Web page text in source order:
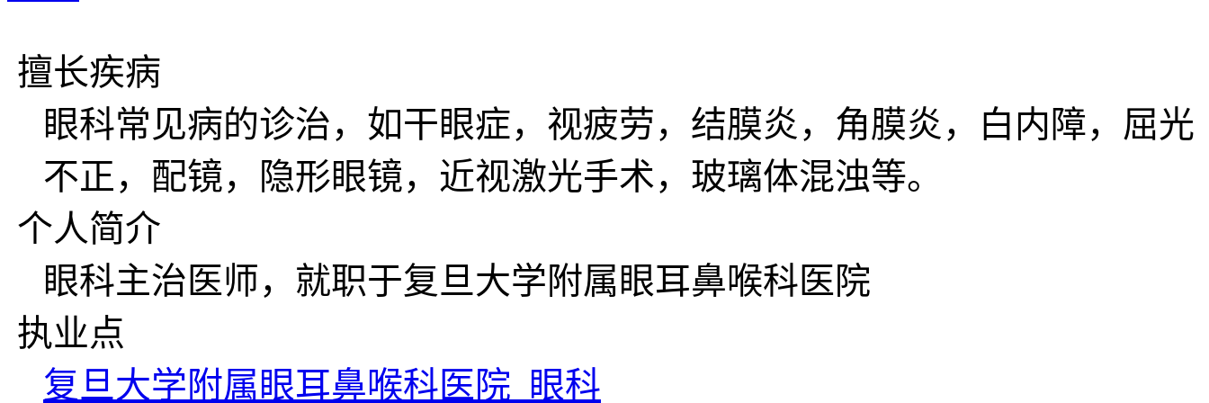
擅长疾病
眼科常见病的诊治，如干眼症，视疲劳，结膜炎，角膜炎，白内障，屈光
不正，配镜，隐形眼镜，近视激光手术，玻璃体混浊等。
个人简介
眼科主治医师，就职于复旦大学附属眼耳鼻喉科医院
执业点
复旦大学附属眼耳鼻喉科医院 眼科